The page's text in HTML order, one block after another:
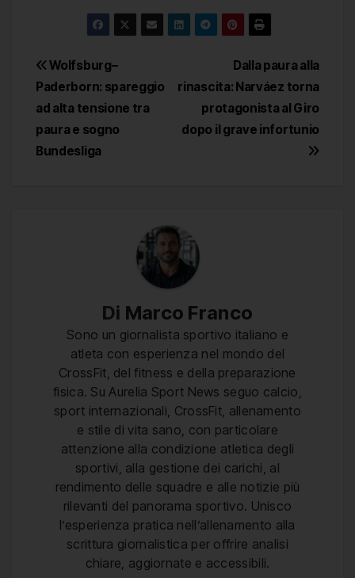
Navigazione
articoli
Dalla paura alla
rinascita: Narváez torna
protagonista al Giro
dopo il grave infortunio
Wolfsburg–
Paderborn: spareggio
ad alta tensione tra
paura e sogno
Bundesliga
Di Marco Franco
Sono un giornalista sportivo italiano e
atleta con esperienza nel mondo del
CrossFit, del fitness e della preparazione
fisica. Su Aurelia Sport News seguo calcio,
sport internazionali, CrossFit, allenamento
e stile di vita sano, con particolare
attenzione alla condizione atletica degli
sportivi, alla gestione dei carichi, al
rendimento delle squadre e alle notizie più
rilevanti del panorama sportivo. Unisco
l’esperienza pratica nell’allenamento alla
scrittura giornalistica per offrire analisi
chiare, aggiornate e accessibili.